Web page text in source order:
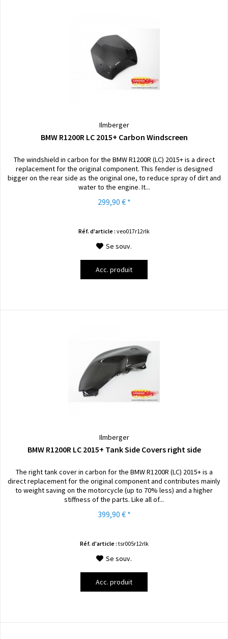
Ilmberger
BMW R1200R LC 2015+ Carbon Windscreen
The windshield in carbon for the BMW R1200R (LC) 2015+ is a direct
replacement for the original component. This fender is designed
bigger on the rear side as the original one, to reduce spray of dirt and
water to the engine. It...
299,90 € *
Réf. d'article : veo017r12rlk
Se souv.
Acc. produit
Ilmberger
BMW R1200R LC 2015+ Tank Side Covers right side
The right tank cover in carbon for the BMW R1200R (LC) 2015+ is a
direct replacement for the original component and contributes mainly
to weight saving on the motorcycle (up to 70% less) and a higher
stiffness of the parts. Like all of...
399,90 € *
Réf. d'article : tsr005r12rlk
Se souv.
Acc. produit